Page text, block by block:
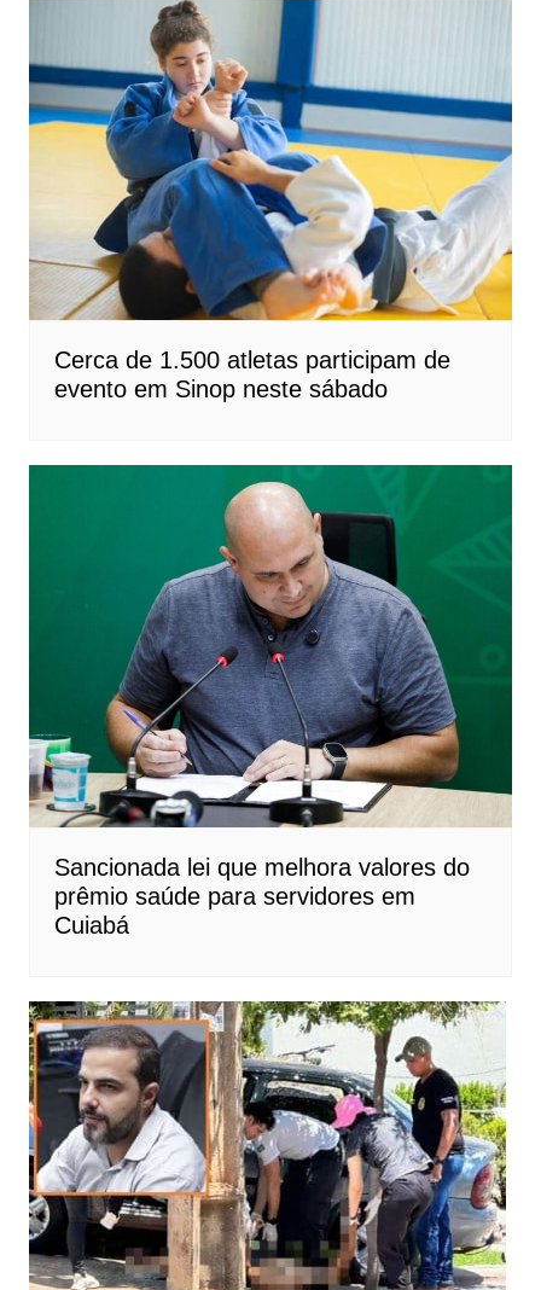
Cerca de 1.500 atletas participam de
evento em Sinop neste sábado
Sancionada lei que melhora valores do
prêmio saúde para servidores em
Cuiabá